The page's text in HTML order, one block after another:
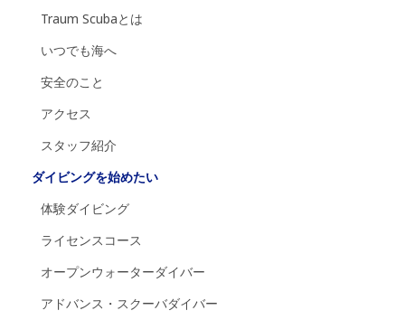
Traum Scubaとは
いつでも海へ
安全のこと
アクセス
スタッフ紹介
ダイビングを始めたい
体験ダイビング
ライセンスコース
オープンウォーターダイバー
アドバンス・スクーバダイバー